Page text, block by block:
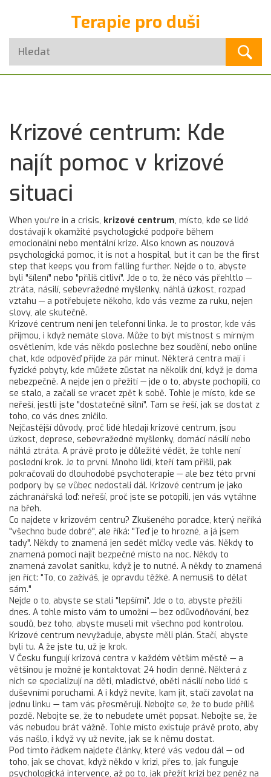
Terapie pro duši
Krizové centrum: Kde
najít pomoc v krizové
situaci
When you're in a crisis, krizové centrum, místo, kde se lidé
dostávají k okamžité psychologické podpoře během
emocionální nebo mentální krize. Also known as nouzová
psychologická pomoc, it is not a hospital, but it can be the first
step that keeps you from falling further. Nejde o to, abyste
byli "šílení" nebo "příliš citliví". Jde o to, že něco vás přehltlo —
ztráta, násilí, sebevražedné myšlenky, náhlá úzkost, rozpad
vztahu — a potřebujete někoho, kdo vás vezme za ruku, nejen
slovy, ale skutečně.
Krizové centrum není jen telefonní linka. Je to prostor, kde vás
přijmou, i když nemáte slova. Může to být místnost s mírným
osvětlením, kde vás někdo poslechne bez soudění, nebo online
chat, kde odpověď přijde za pár minut. Některá centra mají i
fyzické pobyty, kde můžete zůstat na několik dní, když je doma
nebezpečně. A nejde jen o přežití — jde o to, abyste pochopili, co
se stalo, a začali se vracet zpět k sobě. Tohle je místo, kde se
neřeší, jestli jste "dostatečně silní". Tam se řeší, jak se dostat z
toho, co vás dnes zničilo.
Nejčastější důvody, proč lidé hledají krizové centrum, jsou
úzkost, deprese, sebevražedné myšlenky, domácí násilí nebo
náhlá ztráta. A právě proto je důležité vědět, že tohle není
poslední krok. Je to první. Mnoho lidí, kteří tam přišli, pak
pokračovali do dlouhodobé psychoterapie — ale bez této první
podpory by se vůbec nedostali dál. Krizové centrum je jako
záchranářská loď: neřeší, proč jste se potopili, jen vás vytáhne
na břeh.
Co najdete v krizovém centru? Zkušeného poradce, který neříká
"všechno bude dobré", ale říká: "Teď je to hrozné, a já jsem
tady". Někdy to znamená jen sedět mlčky vedle vás. Někdy to
znamená pomoci najít bezpečné místo na noc. Někdy to
znamená zavolat sanitku, když je to nutné. A někdy to znamená
jen říct: "To, co zažíváš, je opravdu těžké. A nemusíš to dělat
sám."
Nejde o to, abyste se stali "lepšími". Jde o to, abyste přežili
dnes. A tohle místo vám to umožní — bez odůvodňování, bez
soudů, bez toho, abyste museli mít všechno pod kontrolou.
Krizové centrum nevyžaduje, abyste měli plán. Stačí, abyste
byli tu. A že jste tu, už je krok.
V Česku fungují krizová centra v každém větším městě — a
většinou je možné je kontaktovat 24 hodin denně. Některá z
nich se specializují na děti, mladistvé, oběti násilí nebo lidé s
duševními poruchami. A i když nevíte, kam jít, stačí zavolat na
jednu linku — tam vás přesměrují. Nebojte se, že to bude příliš
pozdě. Nebojte se, že to nebudete umět popsat. Nebojte se, že
vás nebudou brát vážně. Tohle místo existuje právě proto, aby
vás našlo, i když vy už nevíte, jak se k němu dostat.
Pod tímto řádkem najdete články, které vás vedou dál — od
toho, jak se chovat, když někdo v krizi, přes to, jak funguje
psychologická intervence, až po to, jak přežít krizi bez peněz na